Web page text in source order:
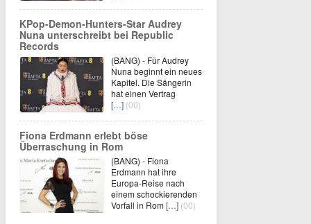
KPop-Demon-Hunters-Star Audrey
Nuna unterschreibt bei Republic
Records
(BANG) - Für Audrey
Nuna beginnt ein neues
Kapitel. Die Sängerin
hat einen Vertrag
[…] (00)
Fiona Erdmann erlebt böse
Überraschung in Rom
(BANG) - Fiona
Erdmann hat ihre
Europa-Reise nach
einem schockierenden
Vorfall in Rom[…] (00)